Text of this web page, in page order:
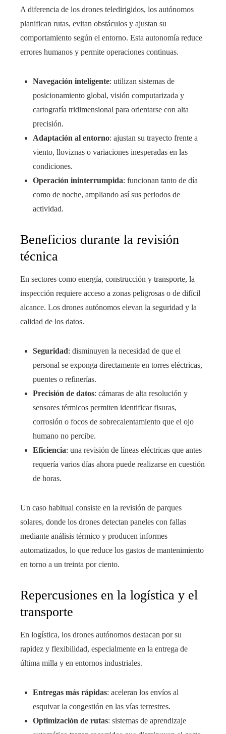
A diferencia de los drones teledirigidos, los autónomos
planifican rutas, evitan obstáculos y ajustan su
comportamiento según el entorno. Esta autonomía reduce
errores humanos y permite operaciones continuas.
Navegación inteligente: utilizan sistemas de
posicionamiento global, visión computarizada y
cartografía tridimensional para orientarse con alta
precisión.
Adaptación al entorno: ajustan su trayecto frente a
viento, lloviznas o variaciones inesperadas en las
condiciones.
Operación ininterrumpida: funcionan tanto de día
como de noche, ampliando así sus periodos de
actividad.
Beneficios durante la revisión
técnica
En sectores como energía, construcción y transporte, la
inspección requiere acceso a zonas peligrosas o de difícil
alcance. Los drones autónomos elevan la seguridad y la
calidad de los datos.
Seguridad: disminuyen la necesidad de que el
personal se exponga directamente en torres eléctricas,
puentes o refinerías.
Precisión de datos: cámaras de alta resolución y
sensores térmicos permiten identificar fisuras,
corrosión o focos de sobrecalentamiento que el ojo
humano no percibe.
Eficiencia: una revisión de líneas eléctricas que antes
requería varios días ahora puede realizarse en cuestión
de horas.
Un caso habitual consiste en la revisión de parques
solares, donde los drones detectan paneles con fallas
mediante análisis térmico y producen informes
automatizados, lo que reduce los gastos de mantenimiento
en torno a un treinta por ciento.
Repercusiones en la logística y el
transporte
En logística, los drones autónomos destacan por su
rapidez y flexibilidad, especialmente en la entrega de
última milla y en entornos industriales.
Entregas más rápidas: aceleran los envíos al
esquivar la congestión en las vías terrestres.
Optimización de rutas: sistemas de aprendizaje